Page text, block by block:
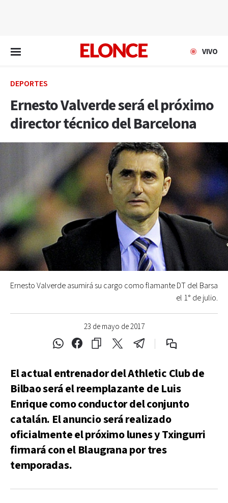
VIVO
DEPORTES
Ernesto Valverde será el próximo
director técnico del Barcelona
23 de mayo de 2017
Ernesto Valverde asumirá su cargo como flamante DT del Barsa
el 1° de julio.
El actual entrenador del Athletic Club de
Bilbao será el reemplazante de Luis
Enrique como conductor del conjunto
catalán. El anuncio será realizado
oficialmente el próximo lunes y Txingurri
firmará con el Blaugrana por tres
temporadas.